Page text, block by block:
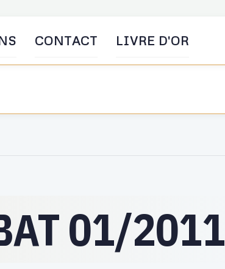
CONTACT LIVRE D'OR
01/2011